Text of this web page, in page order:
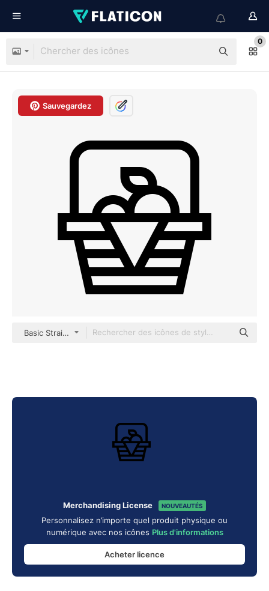
0
Sauvegardez
Basic Straight Lineal
Merchandising License NOUVEAUTÉS
Personnalisez n’importe quel produit physique ou
numérique avec nos icônes Plus d'informations
Acheter licence